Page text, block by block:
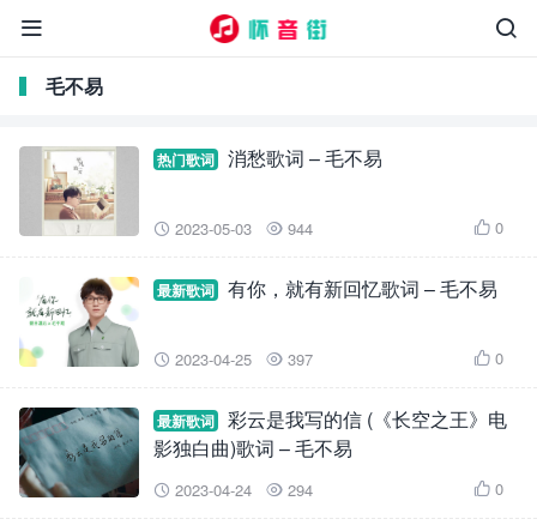


毛不易
热门歌词 消愁歌词 – 毛不易
 2023-05-03  944  0
最新歌词 有你，就有新回忆歌词 – 毛不易
 2023-04-25  397  0
最新歌词
彩云是我写的信 (《长空之王》电
影独白曲)歌词 – 毛不易
 2023-04-24  294  0